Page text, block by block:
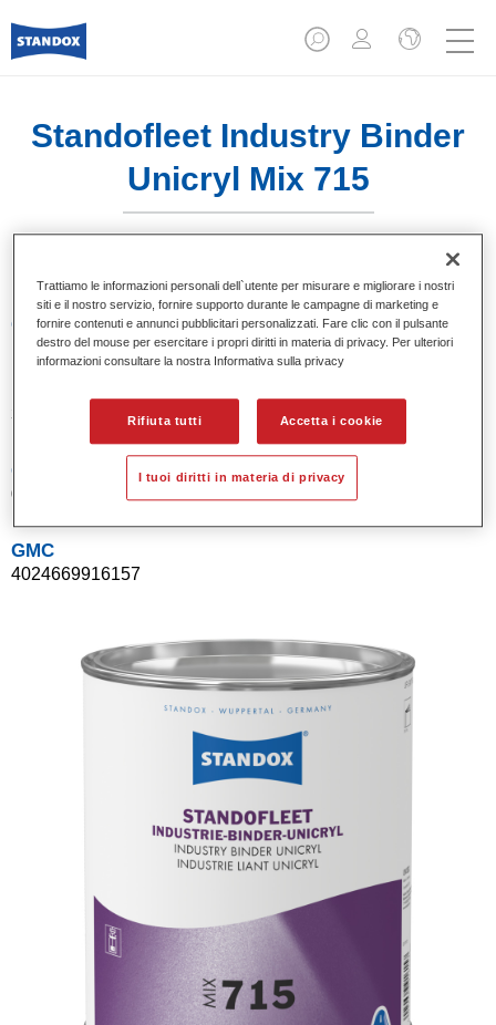
Standofleet Industry Binder
Unicryl Mix 715
Caratteristiche del prodotto
3.5LT
Codice materiale
02091615
GMC
4024669916157
Trattiamo le informazioni personali dell`utente per misurare e migliorare i nostri
siti e il nostro servizio, fornire supporto durante le campagne di marketing e
fornire contenuti e annunci pubblicitari personalizzati. Fare clic con il pulsante
destro del mouse per esercitare i propri diritti in materia di privacy. Per ulteriori
informazioni consultare la nostra Informativa sulla privacy
Rifiuta tutti Accetta i cookie
I tuoi diritti in materia di privacy